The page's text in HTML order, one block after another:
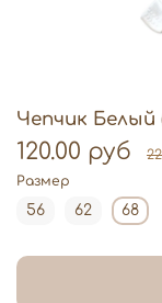
Чепчик Белый
120.00 руб
Размер
56 62 68